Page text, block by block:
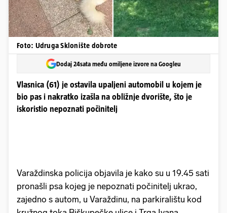
Foto: Udruga Sklonište dobrote
Dodaj 24sata među omiljene izvore na Googleu
Vlasnica (61) je ostavila upaljeni automobil u kojem je
bio pas i nakratko izašla na obližnje dvorište, što je
iskoristio nepoznati počinitelj
Varaždinska policija objavila je kako su u 19.45 sati
pronašli psa kojeg je nepoznati počinitelj ukrao,
zajedno s autom, u Varaždinu, na parkiralištu kod